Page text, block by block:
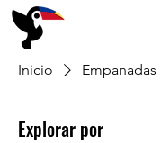
Inicio Empanadas
Explorar por